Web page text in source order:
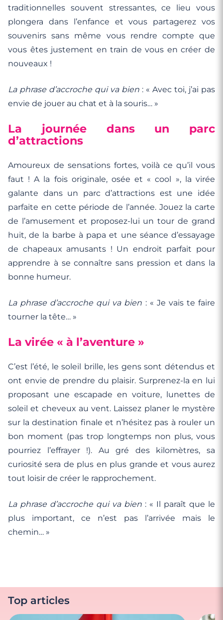
traditionnelles souvent stressantes, ce lieu vous
plongera dans l’enfance et vous partagerez vos
souvenirs sans même vous rendre compte que
vous êtes justement en train de vous en créer de
nouveaux !
La phrase d’accroche qui va bien : « Avec toi, j’ai pas
envie de jouer au chat et à la souris… »
La journée dans un parc
d’attractions
Amoureux de sensations fortes, voilà ce qu’il vous
faut ! A la fois originale, osée et « cool », la virée
galante dans un parc d’attractions est une idée
parfaite en cette période de l’année. Jouez la carte
de l’amusement et proposez-lui un tour de grand
huit, de la barbe à papa et une séance d’essayage
de chapeaux amusants ! Un endroit parfait pour
apprendre à se connaître sans pression et dans la
bonne humeur.
La phrase d’accroche qui va bien : « Je vais te faire
tourner la tête… »
La virée « à l’aventure »
C’est l’été, le soleil brille, les gens sont détendus et
ont envie de prendre du plaisir. Surprenez-la en lui
proposant une escapade en voiture, lunettes de
soleil et cheveux au vent. Laissez planer le mystère
sur la destination finale et n’hésitez pas à rouler un
bon moment (pas trop longtemps non plus, vous
pourriez l’effrayer !). Au gré des kilomètres, sa
curiosité sera de plus en plus grande et vous aurez
tout loisir de créer le rapprochement.
La phrase d’accroche qui va bien : « Il paraît que le
plus important, ce n’est pas l’arrivée mais le
chemin… »
Top articles